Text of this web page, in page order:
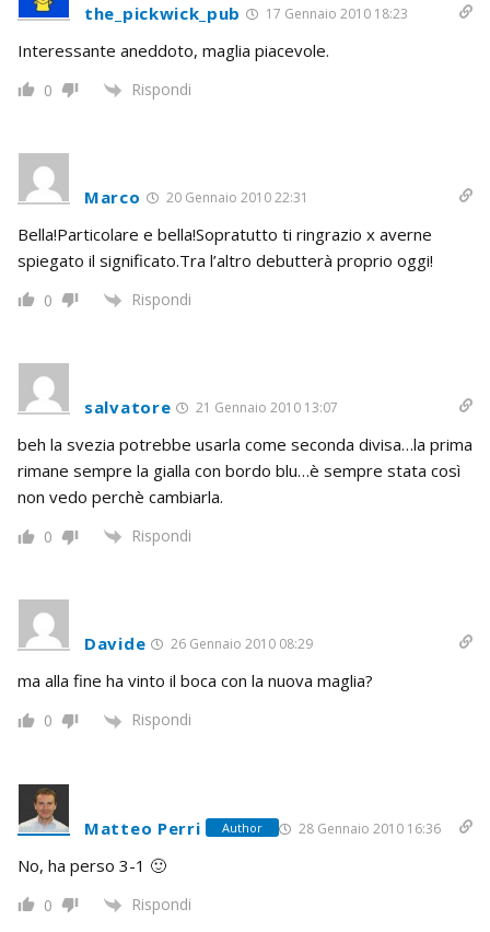
the_pickwick_pub 17 Gennaio 2010 18:23
Interessante aneddoto, maglia piacevole.
0 Rispondi
Marco 20 Gennaio 2010 22:31
Bella!Particolare e bella!Sopratutto ti ringrazio x averne
spiegato il significato.Tra l’altro debutterà proprio oggi!
0 Rispondi
salvatore 21 Gennaio 2010 13:07
beh la svezia potrebbe usarla come seconda divisa…la prima
rimane sempre la gialla con bordo blu…è sempre stata così
non vedo perchè cambiarla.
0 Rispondi
Davide 26 Gennaio 2010 08:29
ma alla fine ha vinto il boca con la nuova maglia?
0 Rispondi
Matteo Perri Author 28 Gennaio 2010 16:36
No, ha perso 3-1 🙂
0 Rispondi